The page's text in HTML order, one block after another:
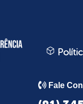
Fale